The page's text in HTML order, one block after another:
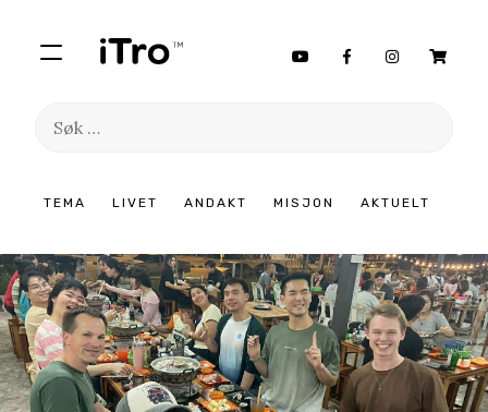
TEMA LIVET ANDAKT MISJON AKTUELT
Søk
innhold